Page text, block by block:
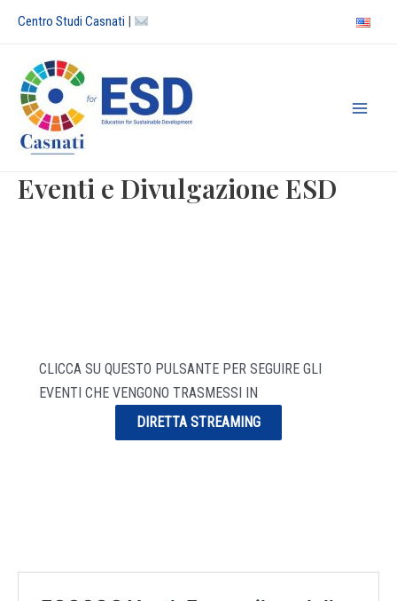
contenuto
Centro Studi Casnati |
Eventi e Divulgazione ESD
CLICCA SU QUESTO PULSANTE PER SEGUIRE GLI
EVENTI CHE VENGONO TRASMESSI IN
DIRETTA STREAMING